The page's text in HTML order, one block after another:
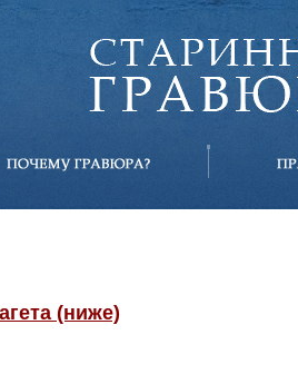
(ниже)